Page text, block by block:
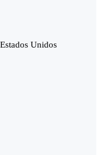
Unidos